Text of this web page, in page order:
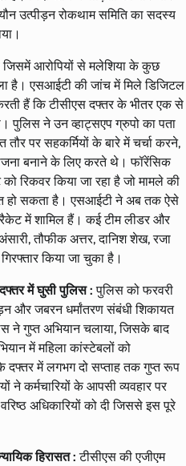
उत्पीड़न रोकथाम समिति का सदस्य
जिसमें आरोपियों से मलेशिया के कुछ
है। एसआईटी की जांच में मिले डिजिटल
हैं कि टीसीएस दफ्तर के भीतर एक से
पुलिस ने उन व्हाट्सएप ग्रुपो का पता
पर सहकर्मियों के बारे में चर्चा करने,
बनाने के लिए करते थे। फॉरेंसिक
रिकवर किया जा रहा है जो मामले की
हो सकता है। एसआईटी ने अब तक ऐसे
रैकेट में शामिल हैं। कई टीम लीडर और
तौफीक अत्तर, दानिश शेख, रजा
किया जा चुका है।
में घुसी पुलिस :पुलिस को फरवरी
और जबरन धर्मांतरण संबंधी शिकायत
ने गुप्त अभियान चलाया, जिसके बाद
में महिला कांस्टेबलों को
में लगभग दो सप्ताह तक गुप्त रूप
ने कर्मचारियों के आपसी व्यवहार पर
अधिकारियों को दी जिससे इस पूरे
हिरासत :टीसीएस की एजीएम